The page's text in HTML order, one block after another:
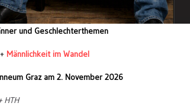
und Geschlechterthemen
Männlichkeit im Wandel
Graz am 2. November 2026
HTH